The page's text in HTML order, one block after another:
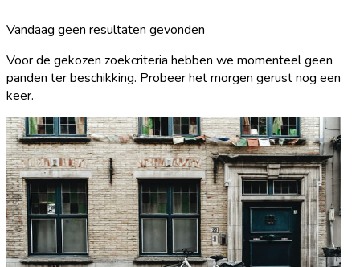
Vandaag geen resultaten gevonden
Voor de gekozen zoekcriteria hebben we momenteel geen
panden ter beschikking. Probeer het morgen gerust nog een
keer.